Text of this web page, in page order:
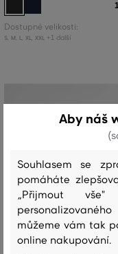
Dostupné velikosti:
S, M L XL XXL +1 další
Aby náš
Souhlasem se
pomáháte
„Přijmout
můžeme vám tak
online nakupování.